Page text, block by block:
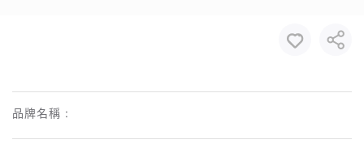
品牌名稱 :